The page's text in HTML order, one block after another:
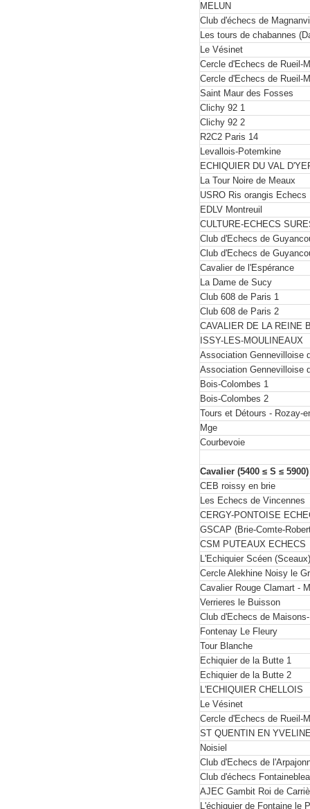
MELUN
Club d'échecs de
Les tours de chabannes
Le Vésinet
Cercle d'Echecs de Rueil-
Cercle d'Echecs de Rueil-
Saint Maur des Fosses
Clichy 92 1
Clichy 92 2
R2C2 Paris 14
Levallois-Potemkine
ECHIQUIER DU VAL
La Tour Noire de Meaux
USRO Ris orangis Echecs
EDLV Montreuil
CULTURE-ECHECS
Club d'Echecs de
Club d'Echecs de
Cavalier de l'Espérance
La Dame de Sucy
Club 608 de Paris 1
Club 608 de Paris 2
CAVALIER DE LA REINE
ISSY-LES-MOULINEAUX
Association Gennevilloise
Association Gennevilloise
Bois-Colombes 1
Bois-Colombes 2
Tours et Détours - Rozay-
Mge
Courbevoie
Cavalier (5400 ≤ S ≤
CEB roissy en brie
Les Echecs de Vincennes
CERGY-PONTOISE
GSCAP (Brie-Comte-
CSM PUTEAUX ECHECS
L'Echiquier Scéen
Cercle Alekhine Noisy le
Cavalier Rouge Clamart -
Verrieres le Buisson
Club d'Echecs de
Fontenay Le Fleury
Tour Blanche
Echiquier de la Butte 1
Echiquier de la Butte 2
L'ECHIQUIER CHELLOIS
Le Vésinet
Cercle d'Echecs de Rueil-
ST QUENTIN EN
Noisiel
Club d'Echecs de
Club d'échecs
AJEC Gambit Roi de
L'échiquier de Fontaine le